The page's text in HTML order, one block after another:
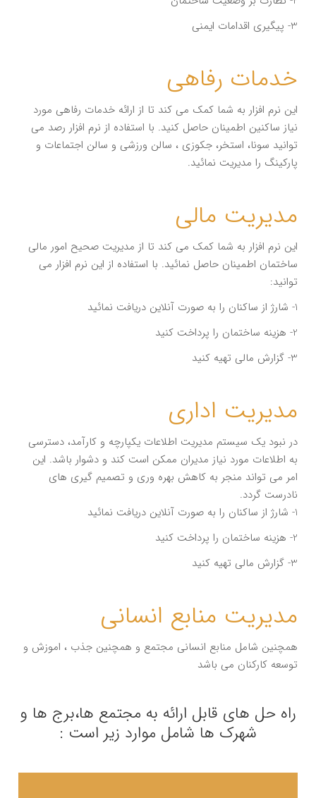
3- پیگیری اقدامات ایمنی
خدمات رفاهی
این نرم افزار به شما کمک می کند تا از ارائه خدمات رفاهی مورد
نیاز ساکنین اطمینان حاصل کنید. با استفاده از نرم افزار رصد می
توانید سونا، استخر، جکوزی ، سالن ورزشی و سالن اجتماعات و
پارکینگ را مدیریت نمائید.
مدیریت مالی
این نرم افزار به شما کمک می کند تا از مدیریت صحیح امور مالی
ساختمان اطمینان حاصل نمائید. با استفاده از این نرم افزار می
توانید:
1- شارژ از ساکنان را به صورت آنلاین دریافت نمائید
2- هزینه ساختمان را پرداخت کنید
3- گزارش مالی تهیه کنید
مدیریت اداری
در نبود یک سیستم مدیریت اطلاعات یکپارچه و کارآمد، دسترسی
به اطلاعات مورد نیاز مدیران ممکن است کند و دشوار باشد. این
امر می تواند منجر به کاهش بهره وری و تصمیم گیری های
نادرست گردد.
1- شارژ از ساکنان را به صورت آنلاین دریافت نمائید
2- هزینه ساختمان را پرداخت کنید
3- گزارش مالی تهیه کنید
مدیریت منابع انسانی
همچنین شامل منابع انسانی مجتمع و همچنین جذب ، اموزش و
توسعه کارکنان می باشد
راه حل های قابل ارائه به مجتمع ها،برج ها و
شهرک ها شامل موارد زیر است :